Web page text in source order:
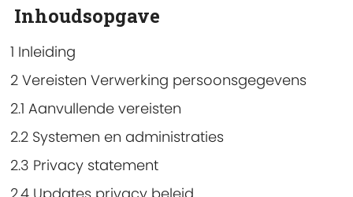
Inhoudsopgave
1 Inleiding
2 Vereisten Verwerking persoonsgegevens
2.1 Aanvullende vereisten
2.2 Systemen en administraties
2.3 Privacy statement